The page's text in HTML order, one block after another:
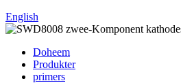
English
Doheem
Produkter
primers